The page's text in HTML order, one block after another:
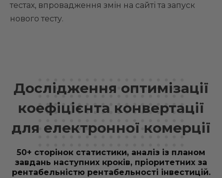
тестах, впровадження змін на сайті та запуск
нового тесту.
Дослідження оптимізації
коефіцієнта конвертації
для електронної комерції
50+ сторінок статистики, аналіз із планом
завдань наступних кроків, пріоритетних за
рентабельністю рентабельності інвестицій.